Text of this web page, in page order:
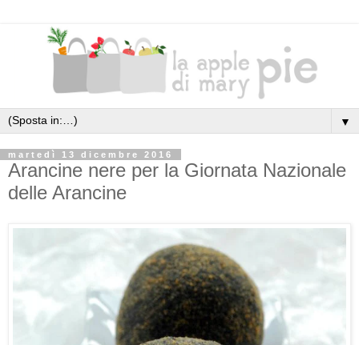
▼
martedì 13 dicembre 2016
Arancine nere per la Giornata Nazionale
delle Arancine